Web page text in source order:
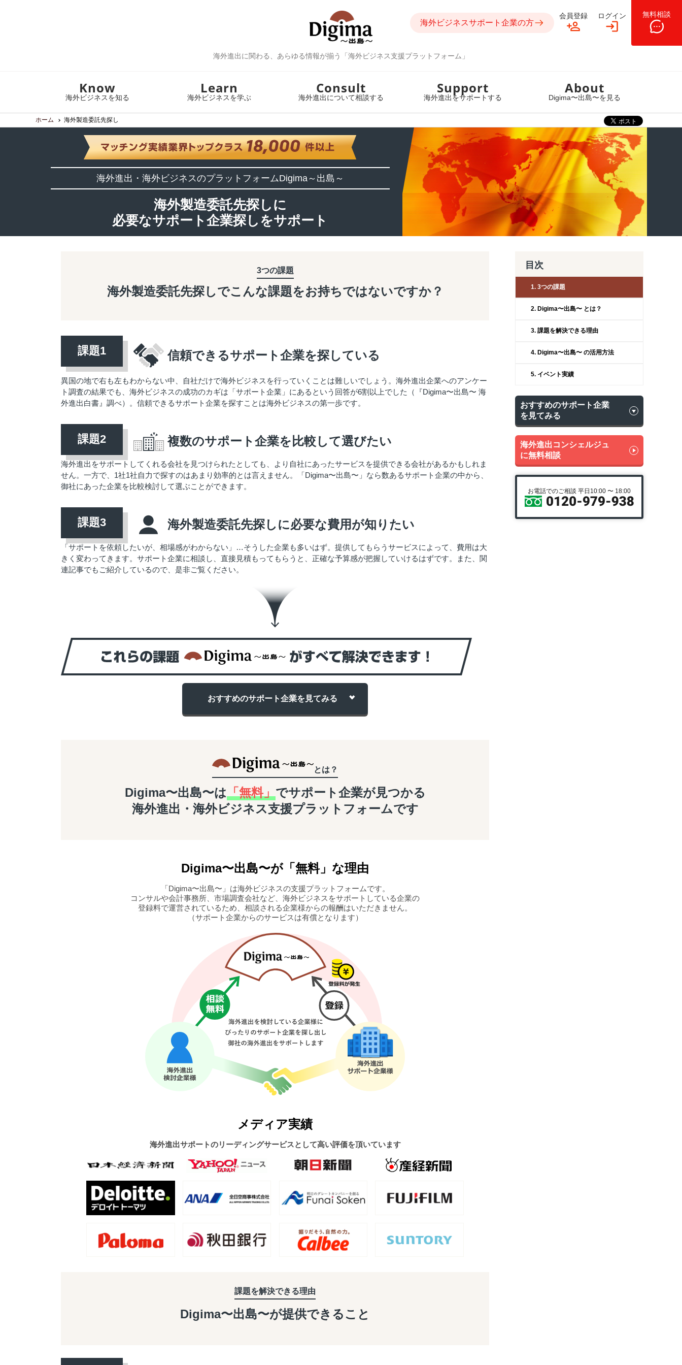
海外進出に関わる、あらゆる情報が揃う「海外ビジネス支援プラットフォーム」
海外ビジネスサポート企業の方
会員登録 ログイン 無料相談
Know
海外ビジネスを知る
Learn
海外ビジネスを学ぶ
Consult
海外進出について相談する
Support
海外進出をサポートする
About
Digima〜出島〜を見る
ホーム 海外製造委託先探し
海外進出・海外ビジネスのプラットフォームDigima～出島～
海外製造委託先探しに
必要なサポート企業探しをサポート
3つの課題
海外製造委託先探しでこんな課題をお持ちではないですか？
信頼できるサポート企業を探している
異国の地で右も左もわからない中、自社だけで海外ビジネスを行っていくことは難しいでしょう。海外進出企業へのアンケー
ト調査の結果でも、海外ビジネスの成功のカギは「サポート企業」にあるという回答が6割以上でした（『Digima〜出島〜 海
外進出白書』調べ）。信頼できるサポート企業を探すことは海外ビジネスの第一歩です。
複数のサポート企業を比較して選びたい
海外進出をサポートしてくれる会社を見つけられたとしても、より自社にあったサービスを提供できる会社があるかもしれま
せん。一方で、1社1社自力で探すのはあまり効率的とは言えません。「Digima〜出島〜」なら数あるサポート企業の中から、
御社にあった企業を比較検討して選ぶことができます。
海外製造委託先探しに必要な費用が知りたい
「サポートを依頼したいが、相場感がわからない」…そうした企業も多いはず。提供してもらうサービスによって、費用は大
きく変わってきます。サポート企業に相談し、直接見積もってもらうと、正確な予算感が把握していけるはずです。また、関
連記事でもご紹介しているので、是非ご覧ください。
おすすめのサポート企業を 見てみる
とは？
Digima〜出島〜は 「無料」 でサポート企業が見つかる
海外進出・海外ビジネス支援プラットフォームです
Digima〜出島〜が「無料」な理由
「Digima〜出島〜」は海外ビジネスの支援プラットフォームです。
コンサルや会計事務所、市場調査会社など、海外ビジネスをサポートしている企業の
登録料で運営されているため、相談される企業様からの報酬はいただきません。
（サポート企業からのサービスは有償となります）
メディア実績
海外進出サポートのリーディングサービスとして高い評価を頂いています
課題を解決できる理由
Digima〜出島〜が提供できること
目次
1. 3つの課題
2. Digima〜出島〜 とは？
3. 課題を解決できる理由
4. Digima〜出島〜 の活用方法
5. イベント実績
おすすめのサポート企業
を見てみる
海外進出コンシェルジュ
に無料相談
お電話でのご相談 平日10:00 〜 18:00